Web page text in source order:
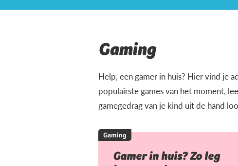
Gaming
Help, een gamer in huis? Hier vind je
populairste games van het moment,
gamegedrag van je kind uit de hand
Gaming
Gamer in huis? Zo leg